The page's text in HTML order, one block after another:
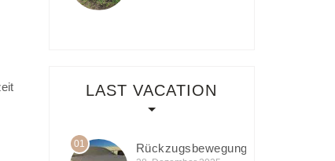
LAST VACATION
01 Rückzugsbewegung